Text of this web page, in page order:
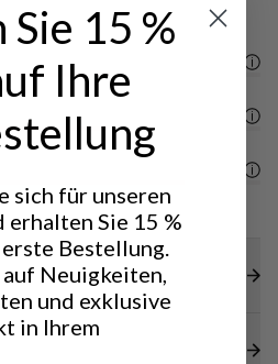
15 %
Ihre
sich für unseren
Sie 15 %
Bestellung.
auf Neuigkeiten,
und exklusive
in Ihrem